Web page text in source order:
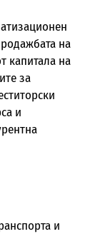
на
капитала на
за
и
и